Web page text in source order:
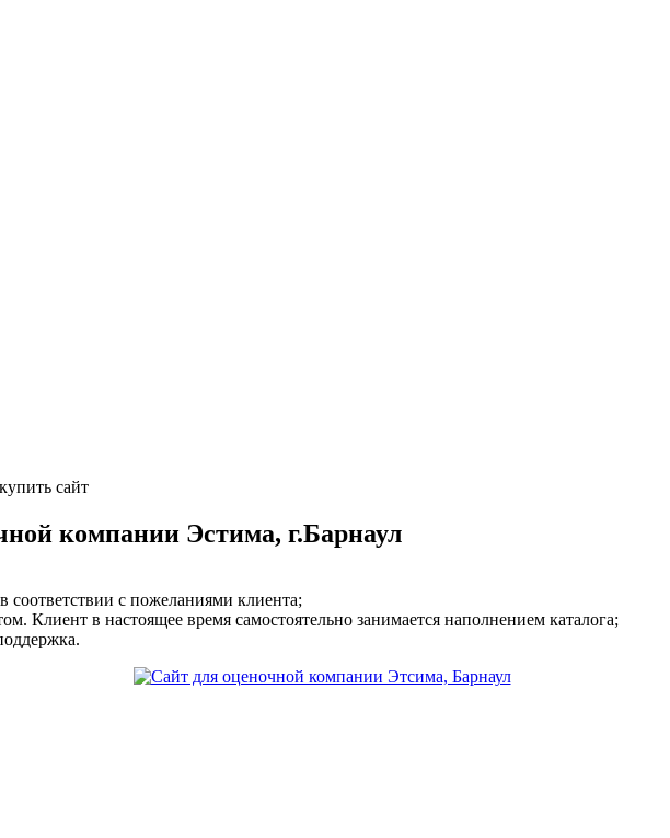
сайт
компании Эстима, г.Барнаул
соответствии с пожеланиями клиента;
Клиент в настоящее время самостоятельно занимается наполнением каталога;